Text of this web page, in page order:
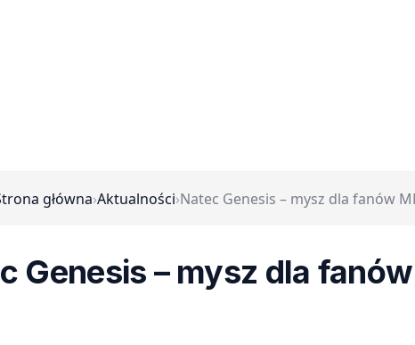
główna›Aktualności›Natec Genesis – mysz dla fanów
Genesis – mysz dla